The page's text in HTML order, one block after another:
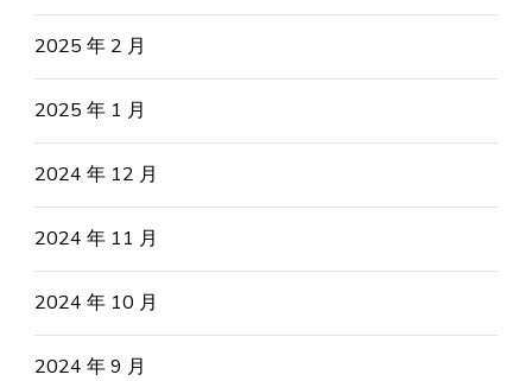
2025 年 2 月
2025 年 1 月
2024 年 12 月
2024 年 11 月
2024 年 10 月
2024 年 9 月